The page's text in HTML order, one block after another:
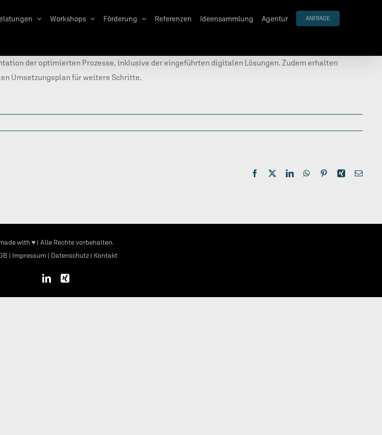
Workshops Förderung Referenzen Ideensammlung Agentur ANFRAGE
der optimierten Prozesse, inklusive der eingeführten digitalen Lösungen. Zudem erhalten
Umsetzungsplan für weitere Schritte.
Facebook LinkedInWhatsApp
PinterestXing E-
with ♥| Alle Rechte vorbehalten.
| Impressum | Datenschutz | Kontakt
LinkedIn
Xing